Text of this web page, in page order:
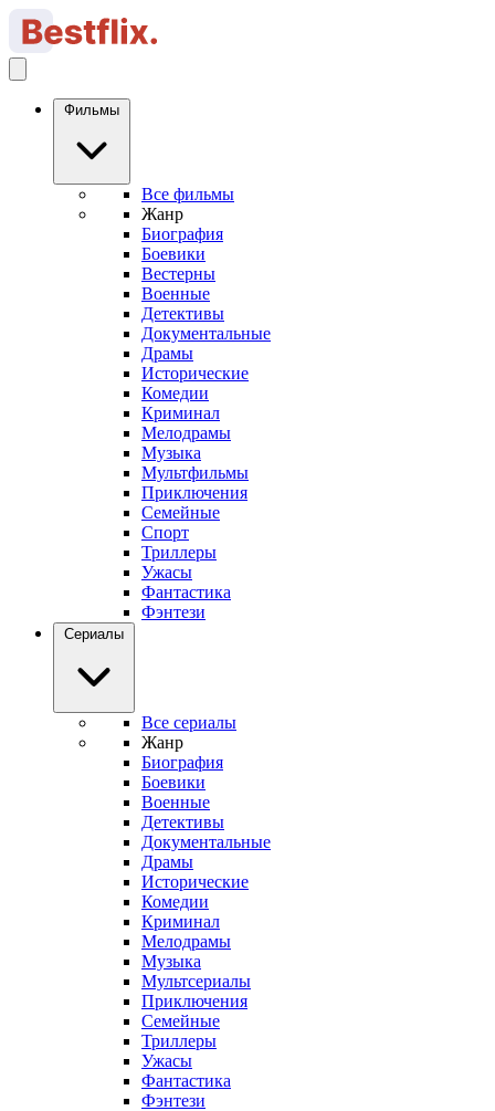
Фильмы
Все фильмы
Жанр
Биография
Боевики
Вестерны
Военные
Детективы
Документальные
Драмы
Исторические
Комедии
Криминал
Мелодрамы
Музыка
Мультфильмы
Приключения
Семейные
Спорт
Триллеры
Ужасы
Фантастика
Фэнтези
Сериалы
Все сериалы
Жанр
Биография
Боевики
Военные
Детективы
Документальные
Драмы
Исторические
Комедии
Криминал
Мелодрамы
Музыка
Мультсериалы
Приключения
Семейные
Триллеры
Ужасы
Фантастика
Фэнтези